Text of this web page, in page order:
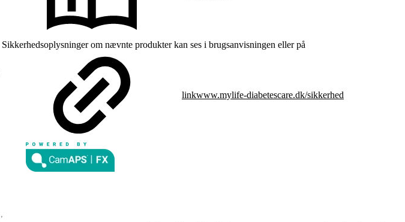
Sikkerhedsoplysninger om nævnte produkter kan ses i brugsanvisningen eller på
linkwww.mylife-diabetescare.dk/sikkerhed